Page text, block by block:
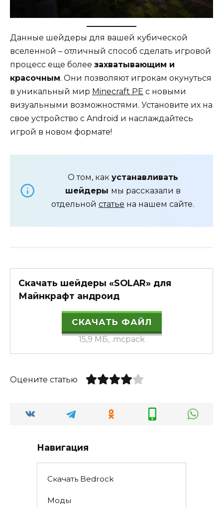
Данные шейдеры для вашей кубической
вселенной – отличный способ сделать игровой
процесс еще более захватывающим и
красочным. Они позволяют игрокам окунуться
в уникальный мир Minecraft PE с новыми
визуальными возможностями. Установите их на
свое устройство с Android и наслаждайтесь
игрой в новом формате!
О том, как устанавливать
шейдеры мы рассказали в
отдельной статье на нашем сайте.
Скачать шейдеры «SOLAR» для
Майнкрафт андроид
СКАЧАТЬ ФАЙЛ
15,9 МБ, .mcpack
Оцените статью
Навигация
Скачать Bedrock
Моды